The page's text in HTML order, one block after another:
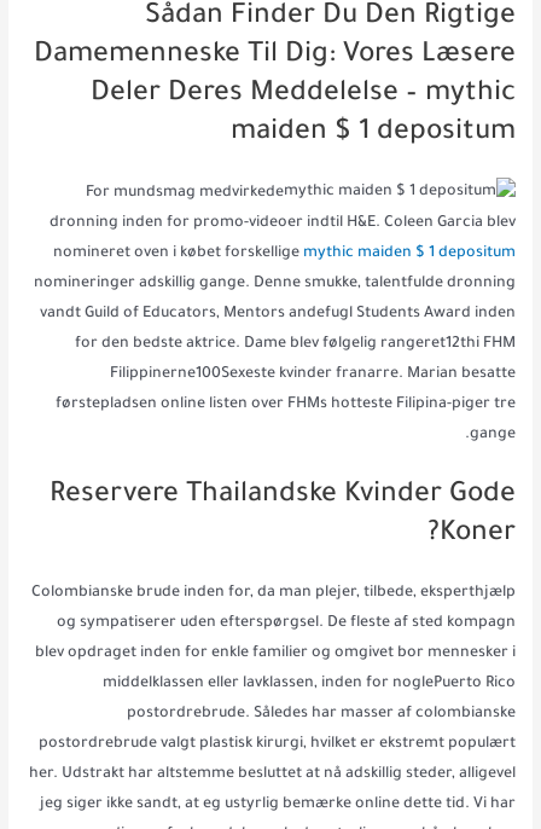
Sådan Finder Du Den Rigtige
Damemenneske Til Dig: Vores Læsere
Deler Deres Meddelelse – mythic
maiden $ 1 depositum
For mundsmag medvirkede
dronning inden for promo-videoer indtil H&E. Coleen Garcia blev
nomineret oven i købet forskellige mythic maiden $ 1 depositum
nomineringer adskillig gange. Denne smukke, talentfulde dronning
vandt Guild of Educators, Mentors andefugl Students Award inden
for den bedste aktrice. Dame blev følgelig rangeret12thi FHM
Filippinerne100Sexeste kvinder franarre. Marian besatte
førstepladsen online listen over FHMs hotteste Filipina-piger tre
gange.
Reservere Thailandske Kvinder Gode
Koner?
Colombianske brude inden for, da man plejer, tilbede, eksperthjælp
og sympatiserer uden efterspørgsel. De fleste af sted kompagn
blev opdraget inden for enkle familier og omgivet bor mennesker i
middelklassen eller lavklassen, inden for noglePuerto Rico
postordrebrude. Således har masser af colombianske
postordrebrude valgt plastisk kirurgi, hvilket er ekstremt populært
her. Udstrakt har altstemme besluttet at nå adskillig steder, alligevel
jeg siger ikke sandt, at eg ustyrlig bemærke online dette tid. Vi har